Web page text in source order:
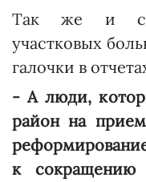
Так же и с
участковых
галочки в
- А люди,
район на
к сокращению